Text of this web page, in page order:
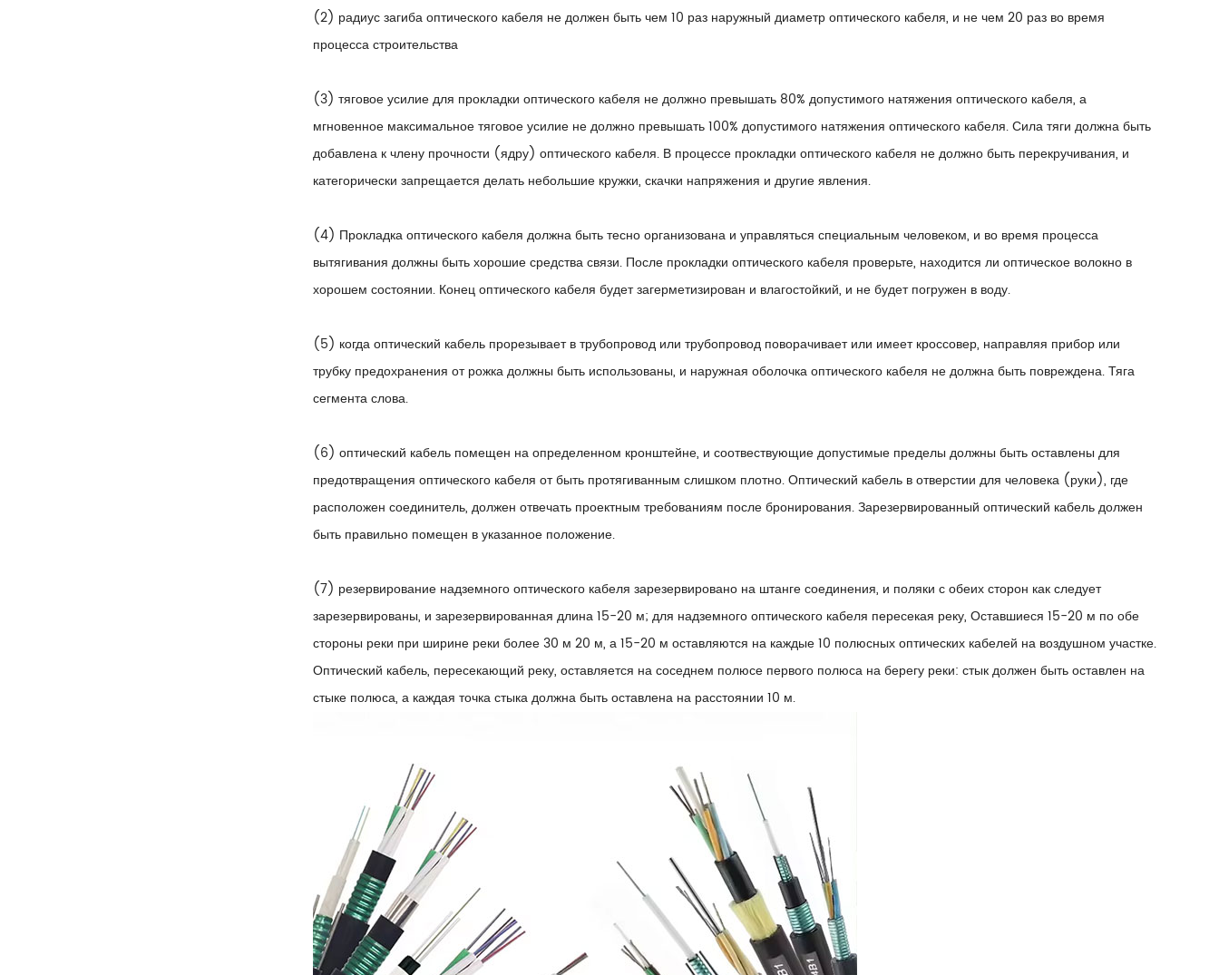
(2) радиус загиба оптического кабеля не должен быть чем 10 раз наружный диаметр оптического кабеля, и не чем 20 раз во время
процесса строительства
(3) тяговое усилие для прокладки оптического кабеля не должно превышать 80% допустимого натяжения оптического кабеля, а
мгновенное максимальное тяговое усилие не должно превышать 100% допустимого натяжения оптического кабеля. Сила тяги должна быть
добавлена к члену прочности (ядру) оптического кабеля. В процессе прокладки оптического кабеля не должно быть перекручивания, и
категорически запрещается делать небольшие кружки, скачки напряжения и другие явления.
(4) Прокладка оптического кабеля должна быть тесно организована и управляться специальным человеком, и во время процесса
вытягивания должны быть хорошие средства связи. После прокладки оптического кабеля проверьте, находится ли оптическое волокно в
хорошем состоянии. Конец оптического кабеля будет загерметизирован и влагостойкий, и не будет погружен в воду.
(5) когда оптический кабель прорезывает в трубопровод или трубопровод поворачивает или имеет кроссовер, направляя прибор или
трубку предохранения от рожка должны быть использованы, и наружная оболочка оптического кабеля не должна быть повреждена. Тяга
сегмента слова.
(6) оптический кабель помещен на определенном кронштейне, и соотвествующие допустимые пределы должны быть оставлены для
предотвращения оптического кабеля от быть протягиванным слишком плотно. Оптический кабель в отверстии для человека (руки), где
расположен соединитель, должен отвечать проектным требованиям после бронирования. Зарезервированный оптический кабель должен
быть правильно помещен в указанное положение.
(7) резервирование надземного оптического кабеля зарезервировано на штанге соединения, и поляки с обеих сторон как следует
зарезервированы, и зарезервированная длина 15-20 м; для надземного оптического кабеля пересекая реку, Оставшиеся 15-20 м по обе
стороны реки при ширине реки более 30 м 20 м, а 15-20 м оставляются на каждые 10 полюсных оптических кабелей на воздушном участке.
Оптический кабель, пересекающий реку, оставляется на соседнем полюсе первого полюса на берегу реки: стык должен быть оставлен на
стыке полюса, а каждая точка стыка должна быть оставлена на расстоянии 10 м.